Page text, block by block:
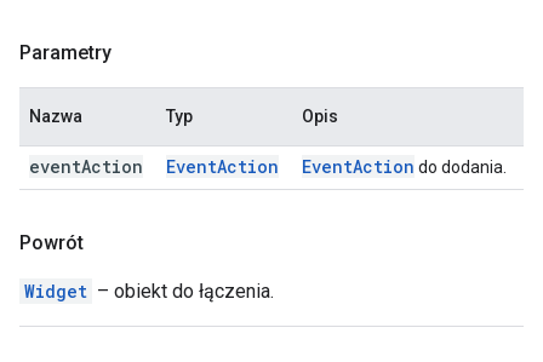
Parametry
Nazwa Typ Opis
eventAction EventAction EventAction do dodania.
Powrót
Widget – obiekt do łączenia.